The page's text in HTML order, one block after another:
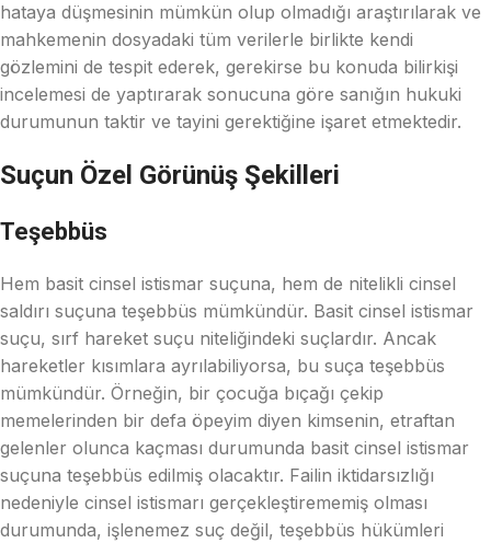
hataya düşmesinin mümkün olup olmadığı araştırılarak ve
mahkemenin dosyadaki tüm verilerle birlikte kendi
gözlemini de tespit ederek, gerekirse bu konuda bilirkişi
incelemesi de yaptırarak sonucuna göre sanığın hukuki
durumunun taktir ve tayini gerektiğine işaret etmektedir.
Suçun Özel Görünüş Şekilleri
Teşebbüs
Hem basit cinsel istismar suçuna, hem de nitelikli cinsel
saldırı suçuna teşebbüs mümkündür. Basit cinsel istismar
suçu, sırf hareket suçu niteliğindeki suçlardır. Ancak
hareketler kısımlara ayrılabiliyorsa, bu suça teşebbüs
mümkündür. Örneğin, bir çocuğa bıçağı çekip
memelerinden bir defa öpeyim diyen kimsenin, etraftan
gelenler olunca kaçması durumunda basit cinsel istismar
suçuna teşebbüs edilmiş olacaktır. Failin iktidarsızlığı
nedeniyle cinsel istismarı gerçekleştirememiş olması
durumunda, işlenemez suç değil, teşebbüs hükümleri